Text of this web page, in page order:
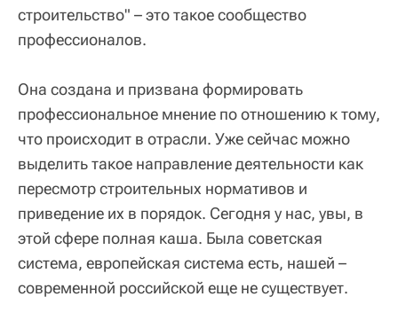
строительство" – это такое сообщество
профессионалов.
Она создана и призвана формировать
профессиональное мнение по отношению к тому,
что происходит в отрасли. Уже сейчас можно
выделить такое направление деятельности как
пересмотр строительных нормативов и
приведение их в порядок. Сегодня у нас, увы, в
этой сфере полная каша. Была советская
система, европейская система есть, нашей –
современной российской еще не существует.